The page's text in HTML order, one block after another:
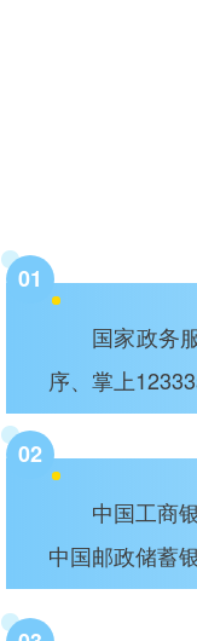
01
国家政务
序、掌上
02
中国工商
中国邮政储蓄